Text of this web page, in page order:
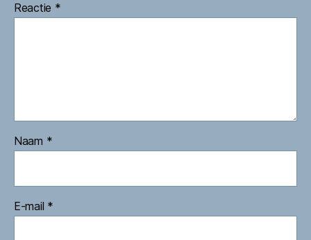
Reactie *
Naam *
E-mail *